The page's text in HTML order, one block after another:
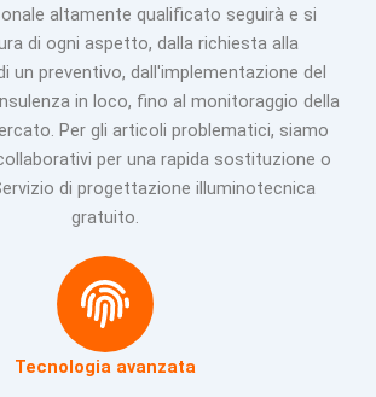
altamente qualificato seguirà e si
di ogni aspetto, dalla richiesta alla
un preventivo, dall'implementazione del
in loco, fino al monitoraggio della
Per gli articoli problematici, siamo
per una rapida sostituzione o
di progettazione illuminotecnica
gratuito.
Tecnologia avanzata